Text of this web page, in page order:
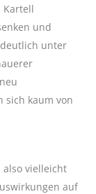
Kartell
und
unter
sich kaum von
also vielleicht
auf